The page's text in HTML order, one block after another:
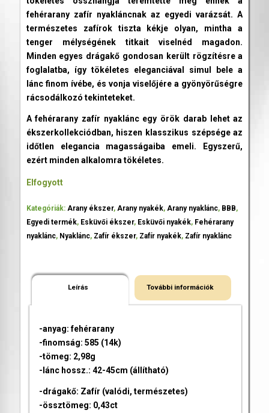
fehérarany zafír nyakláncnak az egyedi varázsát. A
természetes zafírok tiszta kékje olyan, mintha a
tenger mélységének titkait viselnéd magadon.
Minden egyes drágakő gondosan került rögzítésre a
foglalatba, így tökéletes eleganciával simul bele a
lánc finom ívébe, és vonja viselőjére a gyönyörűségre
rácsodálkozó tekinteteket.
A fehérarany zafír nyaklánc egy örök darab lehet az
ékszerkollekciódban, hiszen klasszikus szépsége az
időtlen elegancia magasságaiba emeli. Egyszerű,
ezért minden alkalomra tökéletes.
Elfogyott
Kategóriák: Arany ékszer, Arany nyakék, Arany nyaklánc, BBB,
Egyedi termék, Esküvői ékszer, Esküvői nyakék, Fehérarany
nyaklánc, Nyaklánc, Zafír ékszer, Zafír nyakék, Zafír nyaklánc
Leírás További információk
-anyag: fehérarany
-finomság: 585 (14k)
-tömeg: 2,98g
-lánc hossz.: 42-45cm (állítható)
-drágakő: Zafír (valódi, természetes)
-össztömeg: 0,43ct